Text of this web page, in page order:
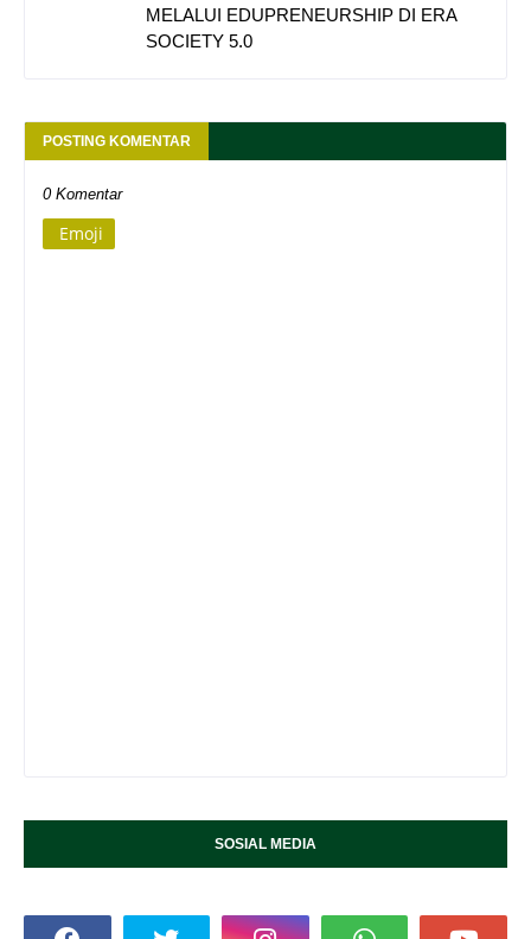
MELALUI EDUPRENEURSHIP DI ERA
SOCIETY 5.0
POSTING KOMENTAR
0 Komentar
Emoji
SOSIAL MEDIA